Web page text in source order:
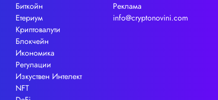
Биткойн
Етериум
Криптовалути
Блокчейн
Икономика
Регулации
Изкуствен Интелект
NFT
Реклама
info@cryptonovini.com